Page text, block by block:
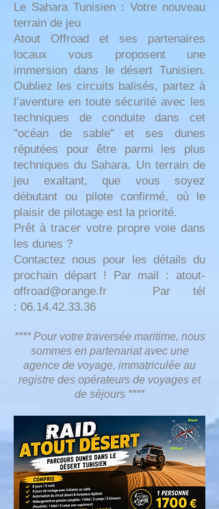
Le Sahara Tunisien : Votre nouveau
terrain de jeu
Atout Offroad et ses partenaires
locaux vous proposent une
immersion dans le désert Tunisien.
Oubliez les circuits balisés, partez à
l’aventure en toute sécurité avec les
techniques de conduite dans cet
"océan de sable" et ses dunes
réputées pour être parmi les plus
techniques du Sahara. Un terrain de
jeu exaltant, que vous soyez
débutant ou pilote confirmé, où le
plaisir de pilotage est la priorité.
Prêt à tracer votre propre voie dans
les dunes ?
Contactez nous pour les détails du
prochain départ ! Par mail : atout-
offroad@orange.fr Par tél
: 06.14.42.33.36
**** Pour votre traversée maritime, nous
sommes en partenariat avec une
agence de voyage, immatriculée au
registre des opérateurs de voyages et
de séjours ****